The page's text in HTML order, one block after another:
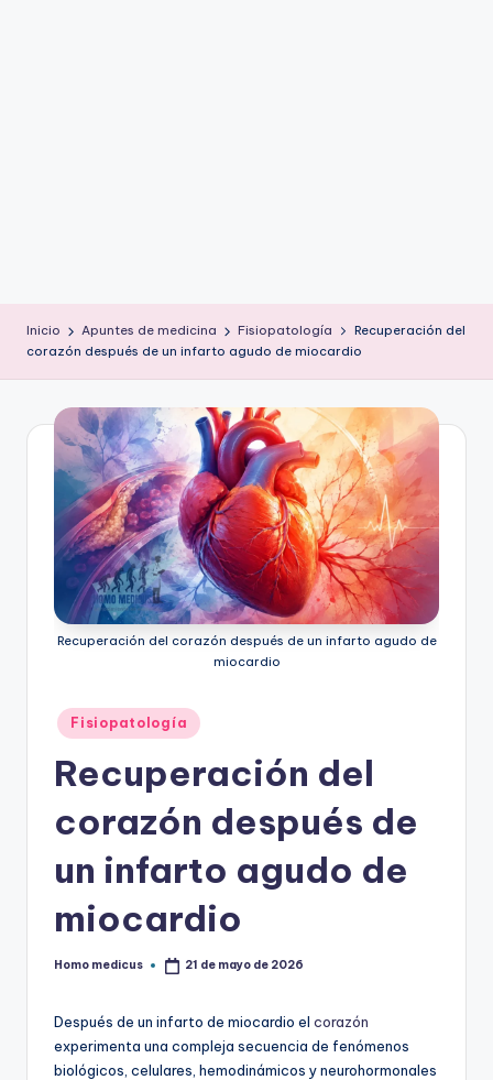
Inicio Apuntes de medicina Fisiopatología
Recuperación del
corazón después de un infarto agudo de miocardio
Recuperación del corazón después de un infarto agudo de
miocardio
Publicado
en
Fisiopatología
Recuperación del
corazón después de
un infarto agudo de
miocardio
Publicado
Homo medicus 21 de mayo de 2026
Después de un infarto de miocardio el corazón
experimenta una compleja secuencia de fenómenos
biológicos, celulares, hemodinámicos y neurohormonales